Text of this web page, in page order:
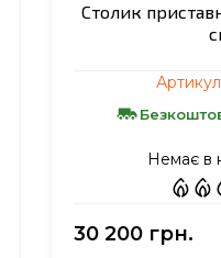
Столик
Немає в
30 200 грн.